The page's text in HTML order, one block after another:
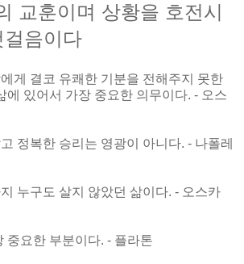
교훈이며 상황을 호전시
음이다
게 결코 유쾌한 기분을 전해주지 못한
에 있어서 가장 중요한 의무이다. - 오스
정복한 승리는 영광이 아니다. - 나폴레
누구도 살지 않았던 삶이다. - 오스카
중요한 부분이다. - 플라톤